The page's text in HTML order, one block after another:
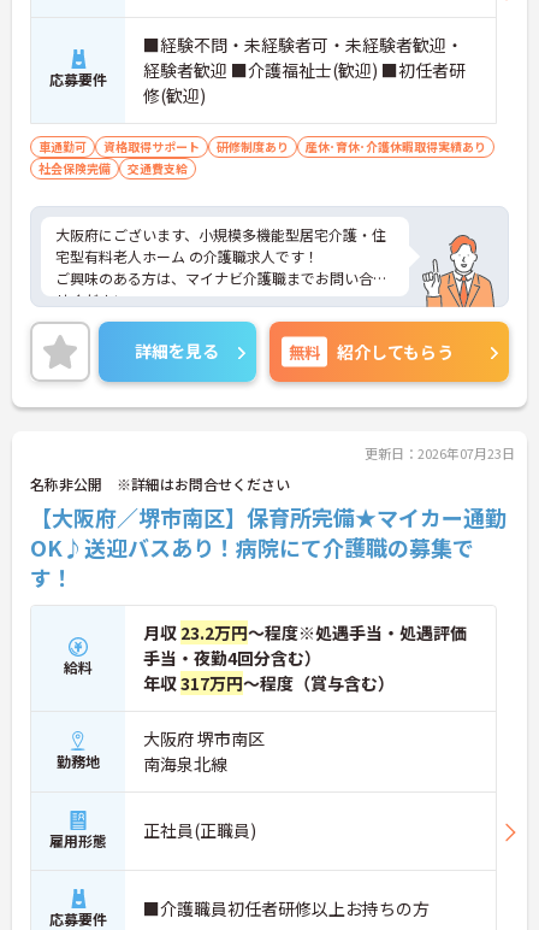
応募要件
■経験不問・未経験者可・未経験者歓迎・
経験者歓迎 ■介護福祉士(歓迎) ■初任者研
修(歓迎)
車通勤可 資格取得サポート 研修制度あり
産休･育休･介護休暇取得実績あり
社会保険完備
交通費支給
大阪府にございます、小規模多機能型居宅介護・住
宅型有料老人ホーム の介護職求人です！
ご興味のある方は、マイナビ介護職までお問い合わ
せください。
詳細を見る 無料 紹介してもらう
更新日：2026年07月23日
名称非公開 ※詳細はお問合せください
【大阪府／堺市南区】保育所完備★マイカー通勤
OK♪送迎バスあり！病院にて介護職の募集で
す！
給料
月収 23.2万円～程度※処遇手当・処遇評価
手当・夜勤4回分含む）
年収317万円～程度（賞与含む）
勤務地
大阪府 堺市南区
南海泉北線
雇用形態 正社員(正職員)
応募要件 ■介護職員初任者研修以上お持ちの方